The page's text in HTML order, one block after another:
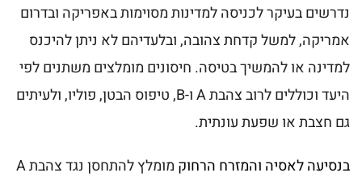
נדרשים בעיקר לכניסה למדינות מסוימות באפריקה ובדרום
אמריקה, למשל קדחת צהובה, ובלעדיהם לא ניתן להיכנס
למדינה או להמשיך בטיסה. חיסונים מומלצים משתנים לפי
היעד וכוללים לרוב צהבת A ו-B, טיפוס הבטן, פוליו, ולעיתים
גם חצבת או שפעת עונתית.
בנסיעה לאסיה והמזרח הרחוק
מומלץ להתחסן נגד צהבת A